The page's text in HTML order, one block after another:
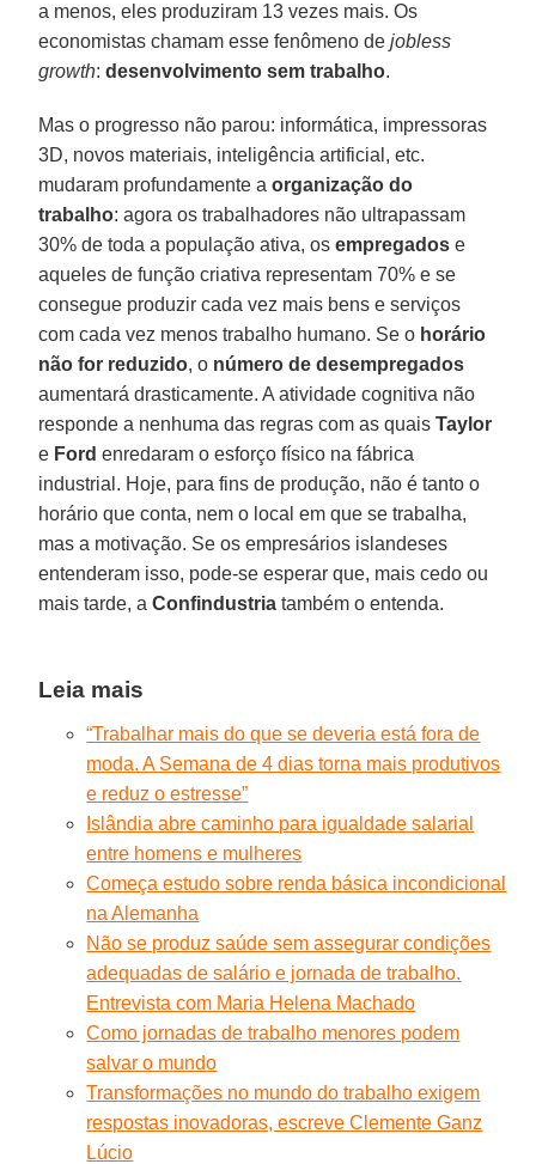
a menos, eles produziram 13 vezes mais. Os
economistas chamam esse fenômeno dejobless
growth:desenvolvimento sem trabalho.
Mas o progresso não parou: informática, impressoras
3D, novos materiais, inteligência artificial, etc.
mudaram profundamente aorganização do
trabalho: agora os trabalhadores não ultrapassam
30% de toda a população ativa, osempregados e
aqueles de função criativa representam 70% e se
consegue produzir cada vez mais bens e serviços
com cada vez menos trabalho humano. Se o horário
não for reduzido, o número de desempregados
aumentará drasticamente. A atividade cognitiva não
responde a nenhuma das regras com as quaisTaylor
e Ford enredaram o esforço físico na fábrica
industrial. Hoje, para fins de produção, não é tanto o
horário que conta, nem o local em que se trabalha,
mas a motivação. Se os empresários islandeses
entenderam isso, pode-se esperar que, mais cedo ou
mais tarde, aConfindustria também o entenda.
Leia mais
“Trabalhar mais do que se deveria está fora de
moda. A Semana de 4 dias torna mais produtivos
e reduz o estresse”
Islândia abre caminho para igualdade salarial
entre homens e mulheres
Começa estudo sobre renda básica incondicional
na Alemanha
Não se produz saúde sem assegurar condições
adequadas de salário e jornada de trabalho.
Entrevista com Maria Helena Machado
Como jornadas de trabalho menores podem
salvar o mundo
Transformações no mundo do trabalho exigem
respostas inovadoras, escreve Clemente Ganz
Lúcio